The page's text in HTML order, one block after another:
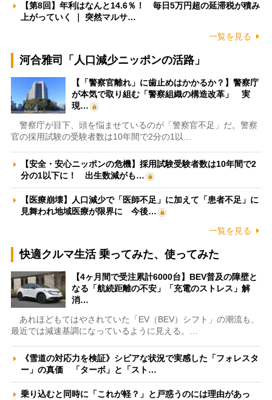
【第8回】年利はなんと14.6％！ 毎日5万円超の延滞税が積み
上がっていく ｜ 突然マルサ…
一覧を見る
河合雅司「人口減少ニッポンの活路」
【「警察官離れ」に歯止めはかかるか？】警察庁
が本気で取り組む「警察組織の構造改革」 実
現…
警察庁が目下、頭を悩ませているのが「警察官不足」だ。警察
官の採用試験の受験者数は10年間で2分の1以…
【安全・安心ニッポンの危機】採用試験受験者数は10年間で2
分の1以下に！ 出生数減がも…
【医療崩壊】人口減少で「医師不足」に加えて「患者不足」に
見舞われ地域医療が限界に 今後…
一覧を見る
快適クルマ生活 乗ってみた、使ってみた
【4ヶ月間で受注累計6000台】BEV普及の障壁と
なる「航続距離の不安」「充電のストレス」解
消…
あれほどもてはやされていた「EV（BEV）シフト」の潮流も、
最近では減速基調になっているように見える。…
《雪道の対応力を検証》シビアな状況で実感した「フォレスタ
ー」の真価 「ターボ」と「スト…
乗り込むと同時に「これが軽？」と戸惑うのには理由があっ